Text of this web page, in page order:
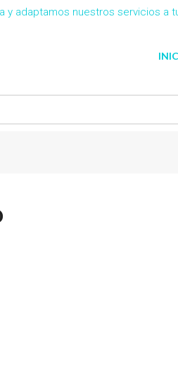
y adaptamos nuestros servicios